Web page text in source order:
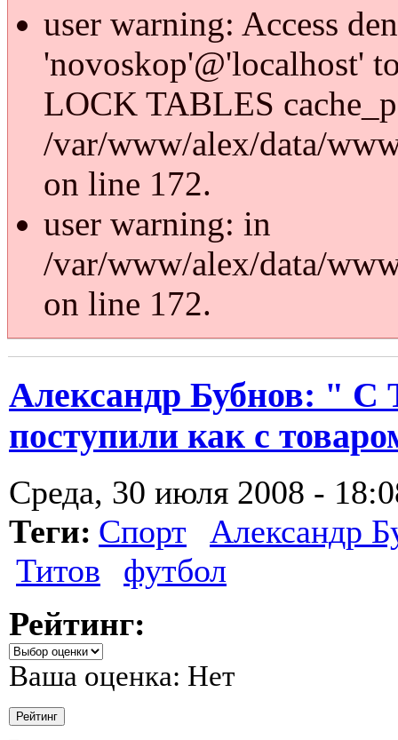
user warning: Access
'novoskop'@'localhost'
LOCK TABLES
/var/www/alex/data/
on line 172.
user warning: in
/var/www/alex/data/
on line 172.
Александр Бубнов: " С
поступили как с
Среда, 30 июля 2008 -
Теги: Спорт
Александр
Титов
футбол
Рейтинг:
Ваша оценка: Нет